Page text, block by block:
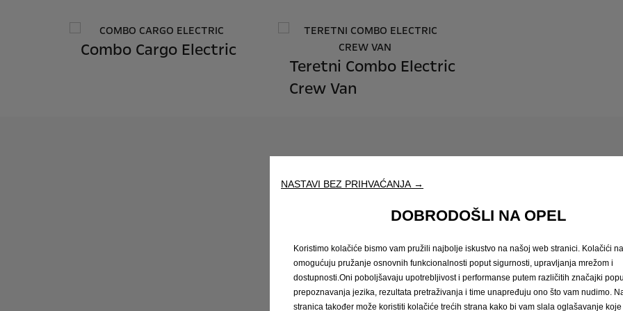
Combo Cargo Electric
Teretni Combo Electric
Crew Van
Elektrizirajući
NASTAVI BEZ PRIHVAĆANJA →
DOBRODOŠLI NA OPEL
Koristimo kolačiće bismo vam pružili najbolje iskustvo na našoj web stranici. Kolačići
omogućuju pružanje osnovnih funkcionalnosti poput sigurnosti, upravljanja mrežom i
dostupnosti.Oni poboljšavaju upotrebljivost i performanse putem različitih značajki
prepoznavanja jezika, rezultata pretraživanja i time unapređuju ono što vam nudimo.
stranica također može koristiti kolačiće trećih strana kako bi vam slala oglašavanje koje